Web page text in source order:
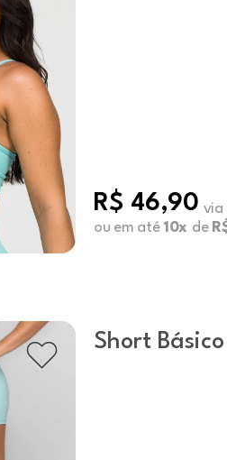
R$ 46,90 via
ou em até 10x de
Short